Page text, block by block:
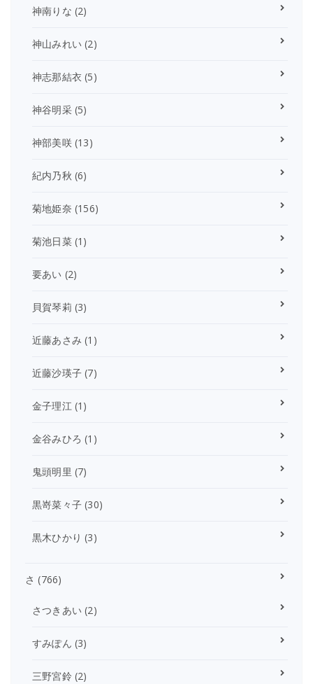
神南りな (2)
神山みれい (2)
神志那結衣 (5)
神谷明采(5)
神部美咲(13)
紀内乃秋 (6)
菊地姫奈 (156)
菊池日菜(1)
要あい (2)
貝賀琴莉 (3)
近藤あさみ (1)
近藤沙瑛子 (7)
金子理江(1)
金谷みひろ (1)
鬼頭明里 (7)
黒嵜菜々子 (30)
黒木ひかり (3)
さ (766)
さつきあい (2)
すみぽん (3)
三野宮鈴(2)